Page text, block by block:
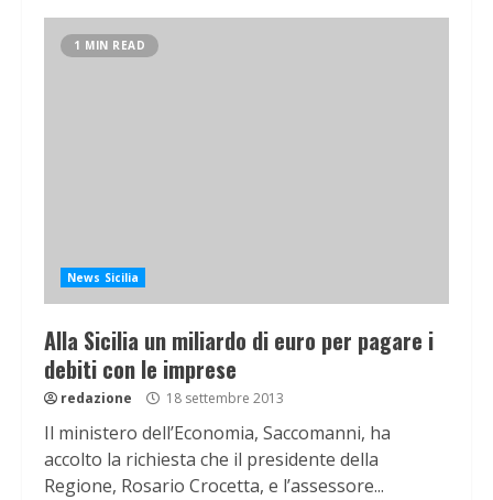
1 MIN READ
News Sicilia
Alla Sicilia un miliardo di euro per pagare i
debiti con le imprese
redazione 18 settembre 2013
Il ministero dell’Economia, Saccomanni, ha
accolto la richiesta che il presidente della
Regione, Rosario Crocetta, e l’assessore...